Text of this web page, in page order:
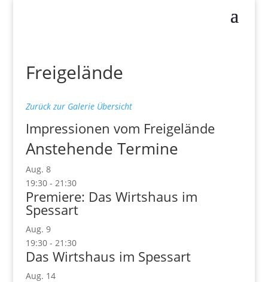
Freigelände
Zurück zur Galerie Übersicht
Impressionen vom Freigelände
Anstehende Termine
Aug. 8
19:30- 21:30
Premiere: Das Wirtshaus im
Spessart
Aug. 9
19:30- 21:30
Das Wirtshaus im Spessart
Aug. 14